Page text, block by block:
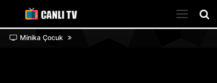
Minika Çocuk